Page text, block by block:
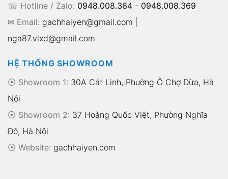
☏ Hotline / Zalo: 0948.008.364 - 0948.008.369
✉ Email: gachhaiyen@gmail.com
nga87.vlxd@gmail.com
HỆ THỐNG SHOWROOM
⦿ Showroom 1: 30A Cát Linh, Phường Ô Chợ Dừa, Hà
Nội
⦿ Showroom 2: 37 Hoàng Quốc Việt, Phường Nghĩa
Đô, Hà Nội
⦿ Website: gachhaiyen.com